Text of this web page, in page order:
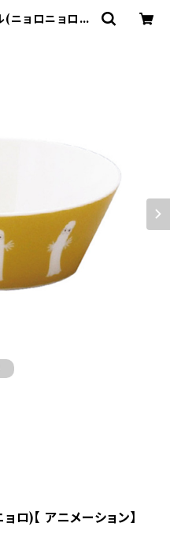
(ニョロニョロ)【
ロ)【 アニメーション】